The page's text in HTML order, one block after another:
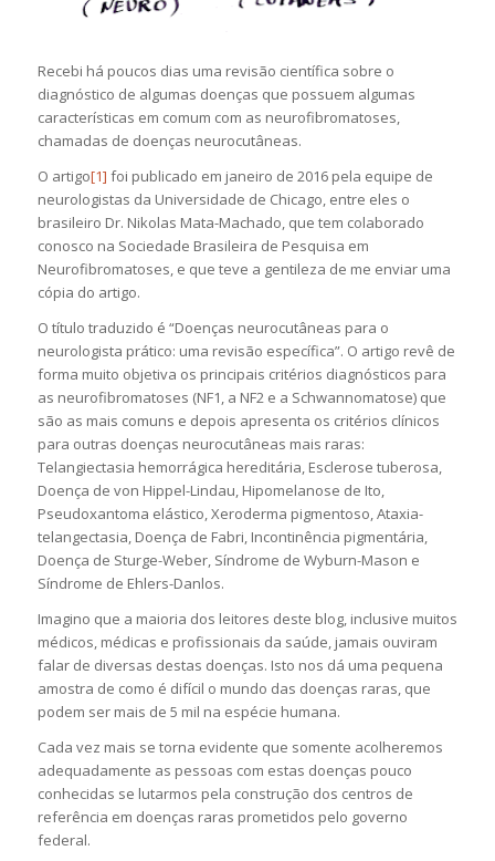
Recebi há poucos dias uma revisão científica sobre o
diagnóstico de algumas doenças que possuem algumas
características em comum com as neurofibromatoses,
chamadas de doenças neurocutâneas.
O artigo[1] foi publicado em janeiro de 2016 pela equipe de
neurologistas da Universidade de Chicago, entre eles o
brasileiro Dr. Nikolas Mata-Machado, que tem colaborado
conosco na Sociedade Brasileira de Pesquisa em
Neurofibromatoses, e que teve a gentileza de me enviar uma
cópia do artigo.
O título traduzido é “Doenças neurocutâneas para o
neurologista prático: uma revisão específica”. O artigo revê de
forma muito objetiva os principais critérios diagnósticos para
as neurofibromatoses (NF1, a NF2 e a Schwannomatose) que
são as mais comuns e depois apresenta os critérios clínicos
para outras doenças neurocutâneas mais raras:
Telangiectasia hemorrágica hereditária, Esclerose tuberosa,
Doença de von Hippel-Lindau, Hipomelanose de Ito,
Pseudoxantoma elástico, Xeroderma pigmentoso, Ataxia-
telangectasia, Doença de Fabri, Incontinência pigmentária,
Doença de Sturge-Weber, Síndrome de Wyburn-Mason e
Síndrome de Ehlers-Danlos.
Imagino que a maioria dos leitores deste blog, inclusive muitos
médicos, médicas e profissionais da saúde, jamais ouviram
falar de diversas destas doenças. Isto nos dá uma pequena
amostra de como é difícil o mundo das doenças raras, que
podem ser mais de 5 mil na espécie humana.
Cada vez mais se torna evidente que somente acolheremos
adequadamente as pessoas com estas doenças pouco
conhecidas se lutarmos pela construção dos centros de
referência em doenças raras prometidos pelo governo
federal.